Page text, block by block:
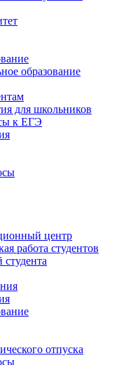
образование
для школьников
к ЕГЭ
центр
работа студентов
отпуска